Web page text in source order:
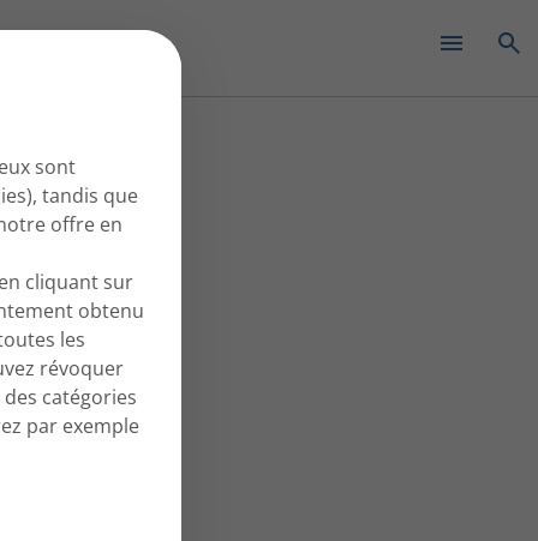
sont
tandis que
offre en
cliquant sur
obtenu
les
révoquer
catégories
par exemple